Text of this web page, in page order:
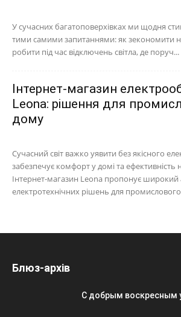
У сучасних багатоповерхівках ми щодня
тими самими запитаннями: як зекономити
робити під час відключень світла, де поруч...
Інтернет-магазин
Leona: рішення для
дому
Сучасний світ важко уявити без якісного
забезпечує комфорт у домі та ефективність
Інтернет-магазин Leona пропонує широкий
електротехнічних рішень для
Блюз-архів
С добрым воскресным